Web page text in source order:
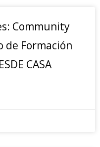
Community
de Formación
CASA